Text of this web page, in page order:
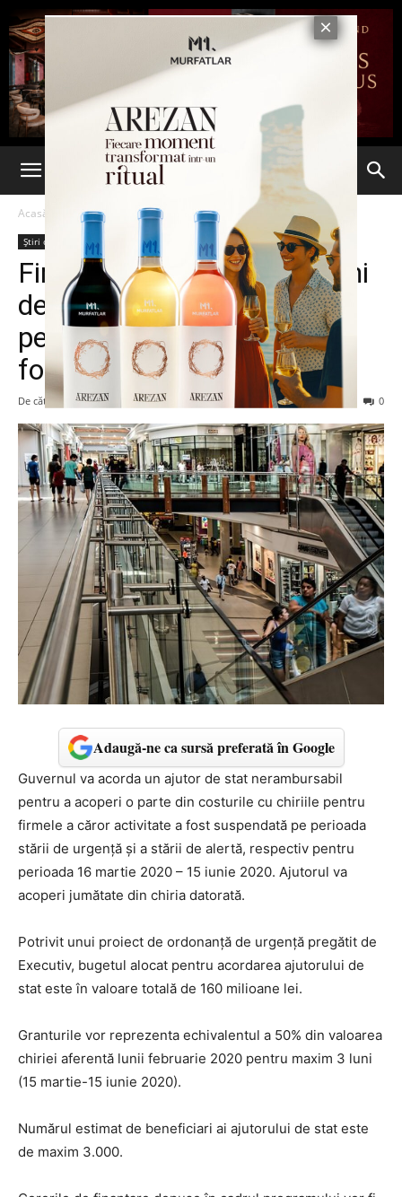
Acasă Știri din România
Știri din România Ultima oră
Firmele din mall-uri vor primi
de la stat o parte din chiria
pentru perioada în care au
fost închise
De către 7est - 11 septembrie 2020 0
Adaugă-ne ca sursă preferată în Google
Guvernul va acorda un ajutor de stat nerambursabil
pentru a acoperi o parte din costurile cu chiriile pentru
firmele a căror activitate a fost suspendată pe perioada
stării de urgență și a stării de alertă, respectiv pentru
perioada 16 martie 2020 – 15 iunie 2020. Ajutorul va
acoperi jumătate din chiria datorată.
Potrivit unui proiect de ordonanță de urgență pregătit de
Executiv, bugetul alocat pentru acordarea ajutorului de
stat este în valoare totală de 160 milioane lei.
Granturile vor reprezenta echivalentul a 50% din valoarea
chiriei aferentă lunii februarie 2020 pentru maxim 3 luni
(15 martie-15 iunie 2020).
Numărul estimat de beneficiari ai ajutorului de stat este
de maxim 3.000.